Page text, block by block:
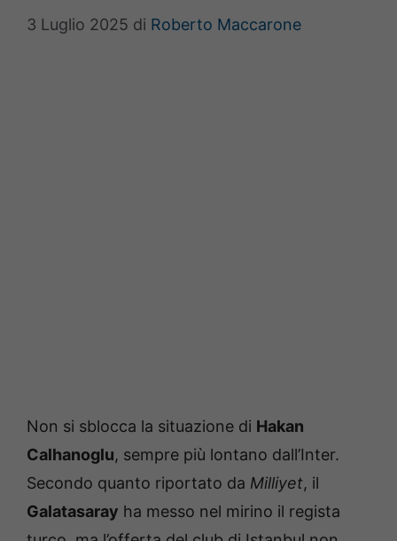
3 Luglio 2025 di Roberto Maccarone
Non si sblocca la situazione di Hakan
Calhanoglu, sempre più lontano dall’Inter.
Secondo quanto riportato da Milliyet, il
Galatasaray ha messo nel mirino il regista